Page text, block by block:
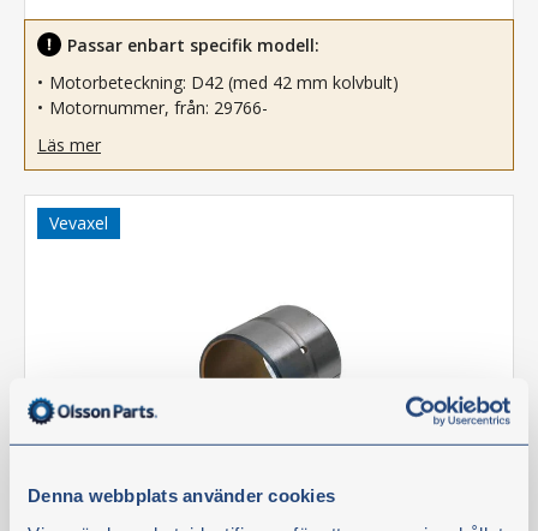
Denna webbplats använder cookies
Passar enbart specifik modell:
Motorbeteckning: D42 (med 42 mm kolvbult)
Motornummer, från: 29766-
Läs mer
Vevaxel